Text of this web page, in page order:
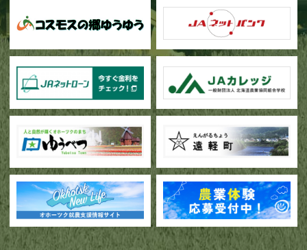
ブロッコリー播種作業が行われています